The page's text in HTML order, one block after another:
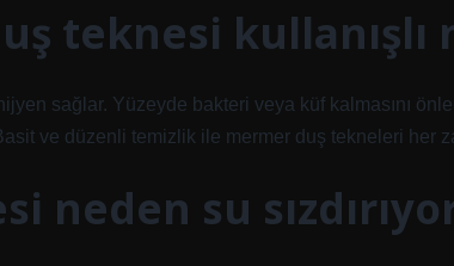
teknesi kullanışlı
sağlar. Yüzeyde bakteri veya küf kalmasını
ve düzenli temizlik ile mermer duş tekneleri her
neden su